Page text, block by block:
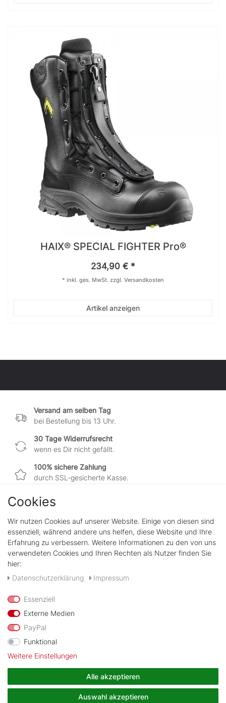
HAIX® SPECIAL FIGHTER Pro®
234,90 € *
Artikel anzeigen
* inkl. ges. MwSt. zzgl. Versandkosten
Versand am selben Tag
bei Bestellung bis 13 Uhr.
30 Tage Widerrufsrecht
wenn es Dir nicht gefällt.
100% sichere Zahlung
durch SSL-gesicherte Kasse.
Shop
Kontakt
Rechtliches
Widerrufs­recht
Daten­schutz­erklärung
AGB
Zahlungsarten
Cookies
Wir nutzen Cookies auf unserer Website. Einige von diesen sind
essenziell, während andere uns helfen, diese Website und Ihre
Erfahrung zu verbessern. Weitere Informationen zu den von uns
verwendeten Cookies und Ihren Rechten als Nutzer finden Sie
hier:
Daten­schutz­erklärung
Impressum
Essenziell
Externe Medien
PayPal
Funktional
Weitere Einstellungen
Alle akzeptieren
Auswahl akzeptieren